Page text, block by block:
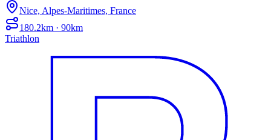
Nice, Alpes-Maritimes, France
180.2km · 90km
Triathlon